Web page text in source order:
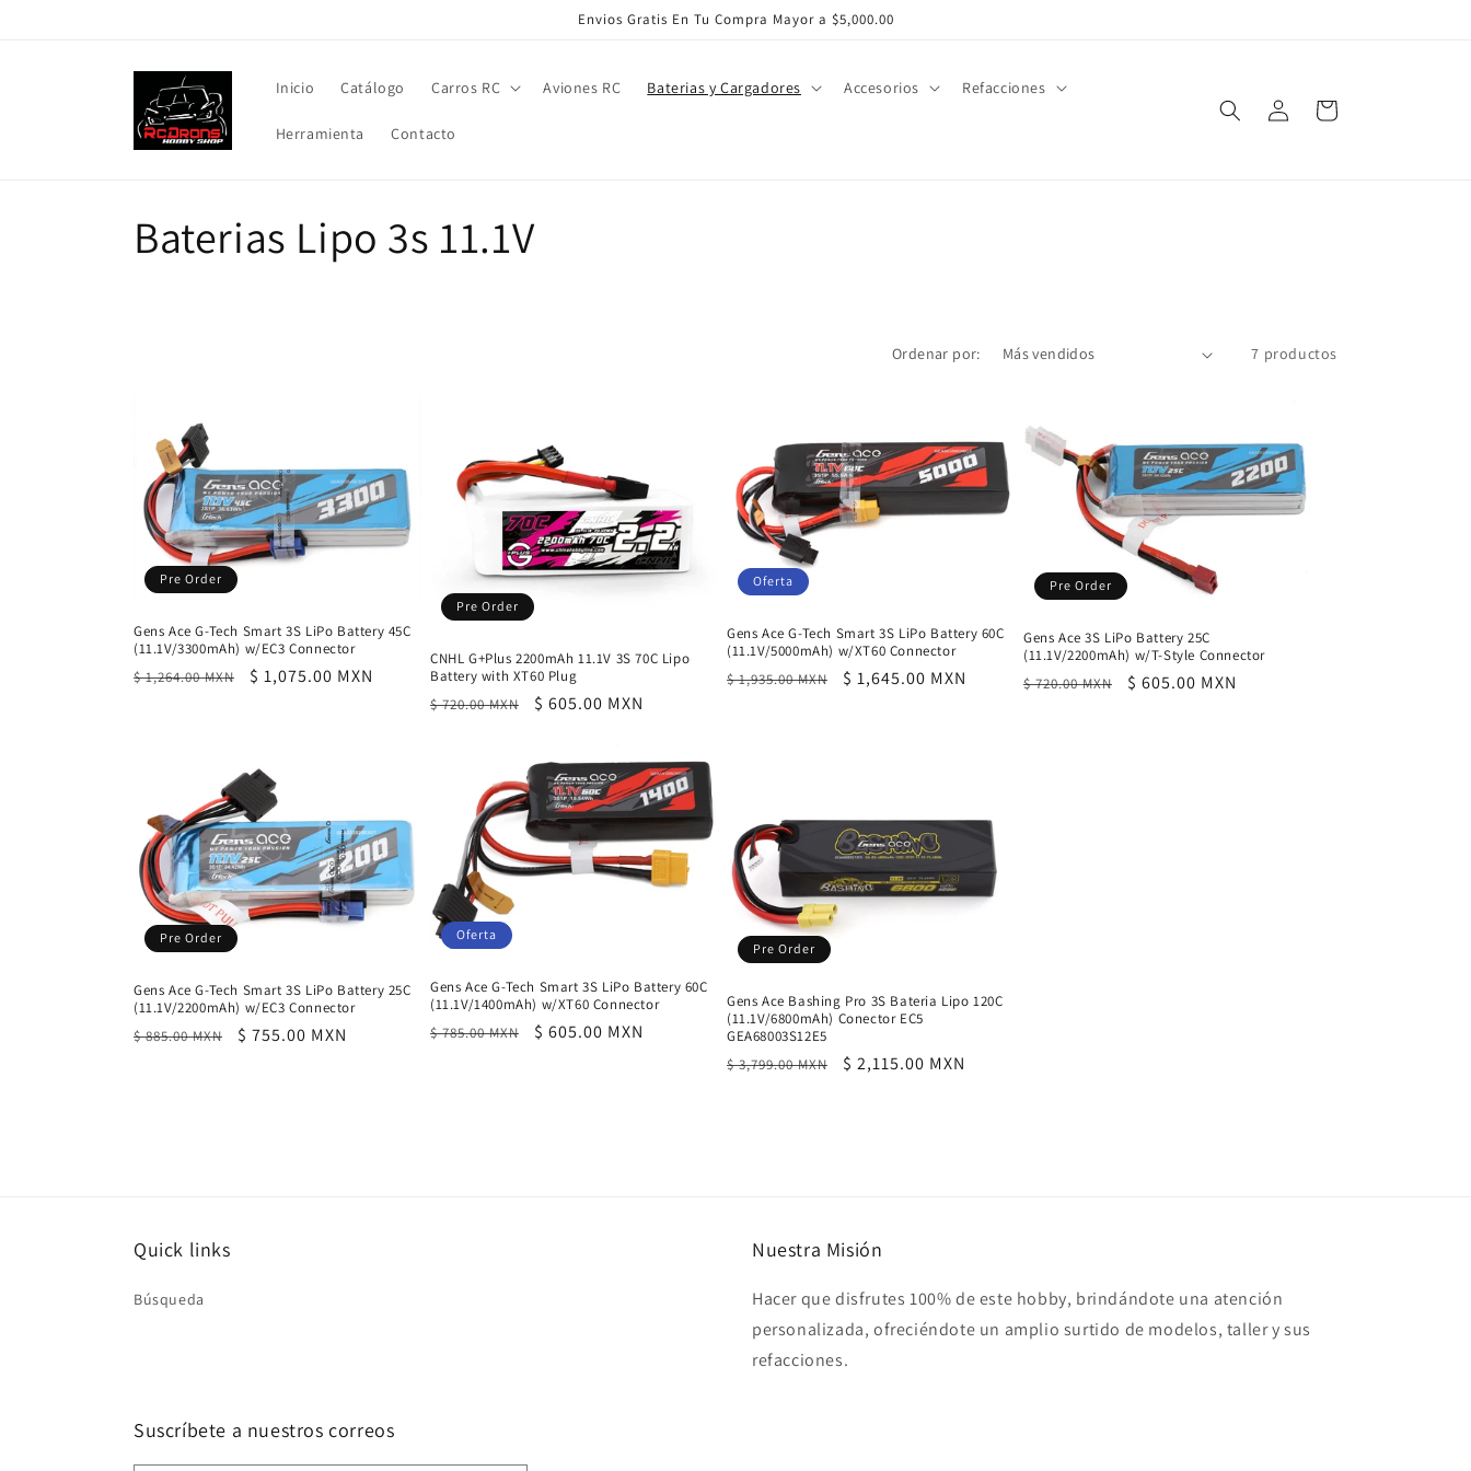
Envios Gratis En Tu Compra Mayor a $5,000.00
Inicio Catálogo Carros RC Aviones RC Baterias y Cargadores Accesorios Refacciones
Herramienta Contacto
Iniciar
sesión
Carrito
C
c
ó
n
Baterias Lipo 3s 11.1V
Ordenar por: 7 productos
Pre Order
Gens Ace G-Tech Smart 3S LiPo Battery 45C
(11.1V/3300mAh) w/EC3 Connector
Precio
$ 1,264.00 MXN
Precio
$ 1,075.00 MXN
Pre Order
CNHL G+Plus 2200mAh 11.1V 3S 70C Lipo
Battery with XT60 Plug
Precio
$ 720.00 MXN
Precio
$ 605.00 MXN
Oferta
Gens Ace G-Tech Smart 3S LiPo Battery 60C
(11.1V/5000mAh) w/XT60 Connector
Precio
$ 1,935.00 MXN
Precio
$ 1,645.00 MXN
Pre Order
Gens Ace 3S LiPo Battery 25C
(11.1V/2200mAh) w/T-Style Connector
Precio
$ 720.00 MXN
Precio
$ 605.00 MXN
Pre Order
Gens Ace G-Tech Smart 3S LiPo Battery 25C
(11.1V/2200mAh) w/EC3 Connector
Precio
$ 885.00 MXN
Precio
$ 755.00 MXN
Oferta
Gens Ace G-Tech Smart 3S LiPo Battery 60C
(11.1V/1400mAh) w/XT60 Connector
Precio
$ 785.00 MXN
Precio
$ 605.00 MXN
Pre Order
Gens Ace Bashing Pro 3S Bateria Lipo 120C
(11.1V/6800mAh) Conector EC5
GEA68003S12E5
Precio
$ 3,799.00 MXN
Precio
$ 2,115.00 MXN
Quick links
Búsqueda
Nuestra Misión
Hacer que disfrutes 100% de este hobby, brindándote una atención
personalizada, ofreciéndote un amplio surtido de modelos, taller y sus
refacciones.
Suscríbete a nuestros correos